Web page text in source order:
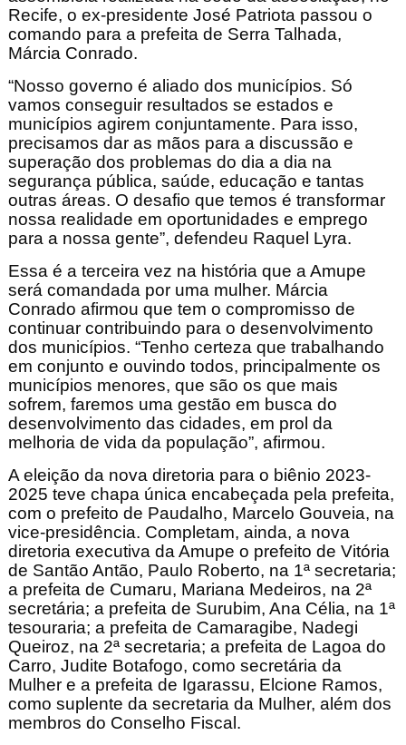
Recife, o ex-presidente José Patriota passou o
comando para a prefeita de Serra Talhada,
Márcia Conrado.
“Nosso governo é aliado dos municípios. Só
vamos conseguir resultados se estados e
municípios agirem conjuntamente. Para isso,
precisamos dar as mãos para a discussão e
superação dos problemas do dia a dia na
segurança pública, saúde, educação e tantas
outras áreas. O desafio que temos é transformar
nossa realidade em oportunidades e emprego
para a nossa gente”, defendeu Raquel Lyra.
Essa é a terceira vez na história que a Amupe
será comandada por uma mulher. Márcia
Conrado afirmou que tem o compromisso de
continuar contribuindo para o desenvolvimento
dos municípios. “Tenho certeza que trabalhando
em conjunto e ouvindo todos, principalmente os
municípios menores, que são os que mais
sofrem, faremos uma gestão em busca do
desenvolvimento das cidades, em prol da
melhoria de vida da população”, afirmou.
A eleição da nova diretoria para o biênio 2023-
2025 teve chapa única encabeçada pela prefeita,
com o prefeito de Paudalho, Marcelo Gouveia, na
vice-presidência. Completam, ainda, a nova
diretoria executiva da Amupe o prefeito de Vitória
de Santão Antão, Paulo Roberto, na 1ª secretaria;
a prefeita de Cumaru, Mariana Medeiros, na 2ª
secretária; a prefeita de Surubim, Ana Célia, na 1ª
tesouraria; a prefeita de Camaragibe, Nadegi
Queiroz, na 2ª secretaria; a prefeita de Lagoa do
Carro, Judite Botafogo, como secretária da
Mulher e a prefeita de Igarassu, Elcione Ramos,
como suplente da secretaria da Mulher, além dos
membros do Conselho Fiscal.